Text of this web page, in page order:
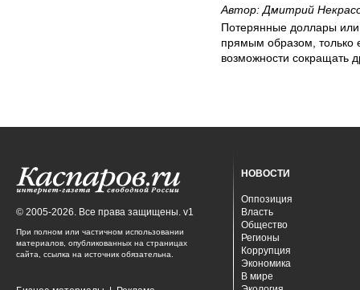
Автор: Дмитрий
Потерянные доллары
прямым образом, только
возможности сокращать
© 2005-2026. Все права защищены. v1
При полном или частичном использовании
материалов, опубликованных на страницах
сайта, ссылка на источник обязательна.
НОВОСТИ
Оппозиция
Власть
Общество
Регионы
Коррупция
Экономика
В мире